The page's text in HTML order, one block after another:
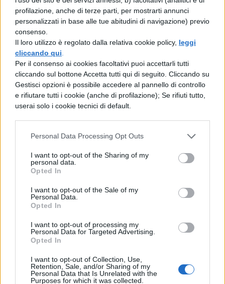
profilazione, anche di terze parti, per mostrarti annunci
personalizzati in base alle tue abitudini di navigazione) previo
consenso.
Il loro utilizzo è regolato dalla relativa cookie policy, leggi
cliccando qui
Per il consenso ai cookies facoltativi puoi accettarli tutti
cliccando sul bottone Accetta tutti qui di seguito. Cliccando su
Gestisci opzioni è possibile accedere al pannello di controllo
e rifiutare tutti i cookie (anche di profilazione); Se rifiuti tutto,
userai solo i cookie tecnici di default.
Personal Data Processing Opt Outs
I want to opt-out of the Sharing of my
personal data.
Opted In
I want to opt-out of the Sale of my
Personal Data.
Opted In
I want to opt-out of processing my
Personal Data for Targeted Advertising.
Opted In
I want to opt-out of Collection, Use,
Retention, Sale, and/or Sharing of my
Personal Data that Is Unrelated with the
Purposes for which it was collected.
scolastico fino al 2030, con aumenti
previsti superiori all’inflazione: 5,4% per il
periodo 2025-2027 e 6,2% per il 2028-2030.
Valditara ha ricordato che il suo primo
intervento da ministro è stato la chiusura di
un contratto rimasto in sospeso per tre
anni.
Per quanto riguarda leassunzioni, il Piano
Nazionale di Ripresa e Resilienza (Pnrr) ha
permesso il reclutamento di 23mila docenti
precari e sono stati nominati 9mila
insegnanti di sostegno e assunti circa 6mila
docenti idonei nei precedenti concorsi.
Valditara ha anche annunciato la
specializzazione di 50mila docenti di
nell’organico per il sostegno, grazie